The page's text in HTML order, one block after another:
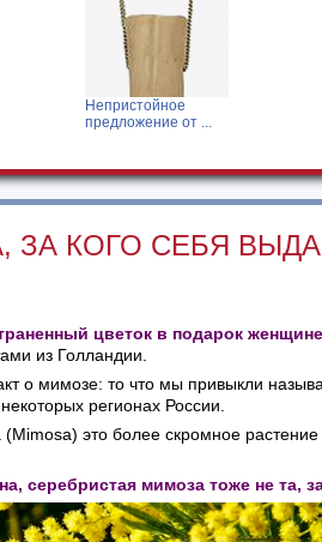
Непристойное
предложение от ...
ЗА КОГО СЕБЯ
цветок в подарок
из Голландии.
о мимозе: то что мы привыкли
регионах России.
это более скромное
серебристая мимоза тоже не та,